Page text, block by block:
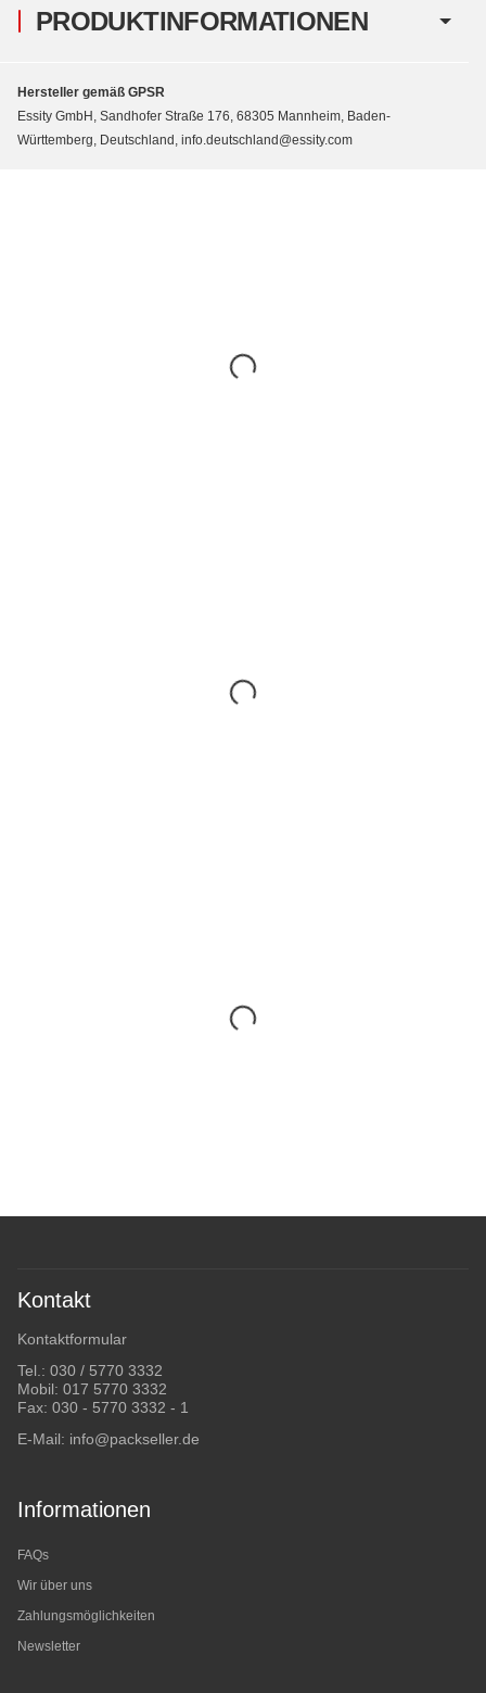
PRODUKTINFORMATIONEN
Hersteller gemäß GPSR
Essity GmbH, Sandhofer Straße 176, 68305 Mannheim, Baden-
Württemberg, Deutschland, info.deutschland@essity.com
Kontakt
Kontaktformular
Tel.: 030 / 5770 3332
Mobil: 017 5770 3332
Fax: 030 - 5770 3332 - 1
E-Mail: info@packseller.de
Informationen
FAQs
Wir über uns
Zahlungsmöglichkeiten
Newsletter